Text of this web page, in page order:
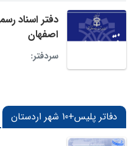
اصفهان
سردفتر:
دفاتر پلیس+10 شهر اردستان